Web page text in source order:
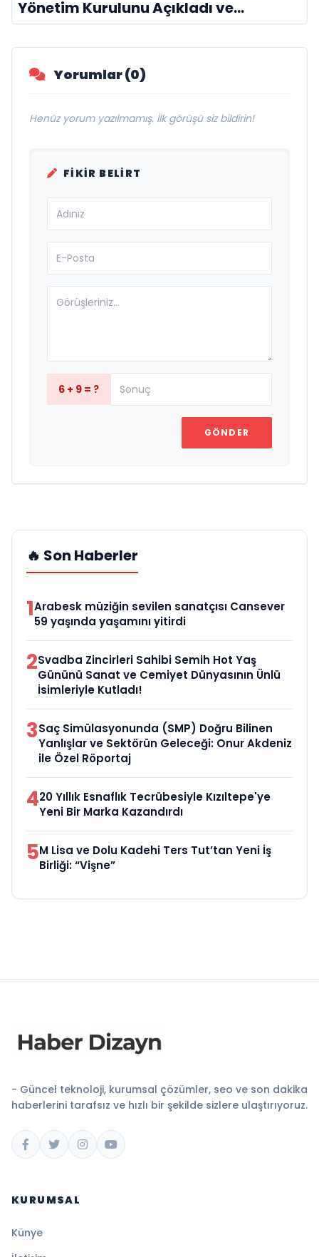
Yönetim Kurulunu Açıkladı ve
Savunma Sanayinde Küresel Vizyon
Vurgusu
Yorumlar (0)
Henüz yorum yazılmamış. İlk görüşü siz bildirin!
FIKIR BELIRT
6 + 9 = ?
GÖNDER
🔥 Son Haberler
1Arabesk müziğin sevilen sanatçısı Cansever
59 yaşında yaşamını yitirdi
2Svadba Zincirleri Sahibi Semih Hot Yaş
Gününü Sanat ve Cemiyet Dünyasının Ünlü
İsimleriyle Kutladı!
3Saç Simülasyonunda (SMP) Doğru Bilinen
Yanlışlar ve Sektörün Geleceği: Onur Akdeniz
ile Özel Röportaj
420 Yıllık Esnaflık Tecrübesiyle Kızıltepe'ye
Yeni Bir Marka Kazandırdı
5M Lisa ve Dolu Kadehi Ters Tut’tan Yeni İş
Birliği: “Vişne”
- Güncel teknoloji, kurumsal çözümler, seo ve son dakika
haberlerini tarafsız ve hızlı bir şekilde sizlere ulaştırıyoruz.
KURUMSAL
Künye